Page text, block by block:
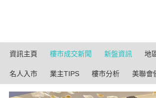
資訊主頁 樓市成交新聞 新盤資訊 地
名人入市 業主TIPS 樓市分析 美聯會